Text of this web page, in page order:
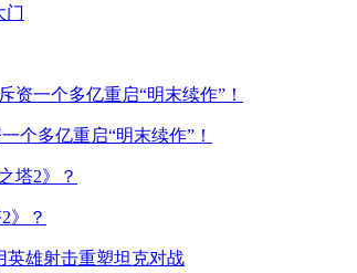
个多亿重启“明末续作”！
》？